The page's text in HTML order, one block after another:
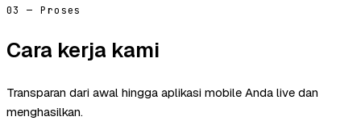
03 — Proses
Cara kerja kami
Transparan dari awal hingga aplikasi mobile Anda live dan
menghasilkan.